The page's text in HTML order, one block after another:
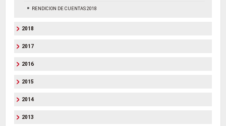
RENDICION DE CUENTAS 2018
2018
2017
2016
2015
2014
2013